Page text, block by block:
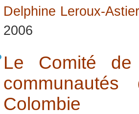
Delphine Leroux-Astier
2006
Le Comité
Colombie